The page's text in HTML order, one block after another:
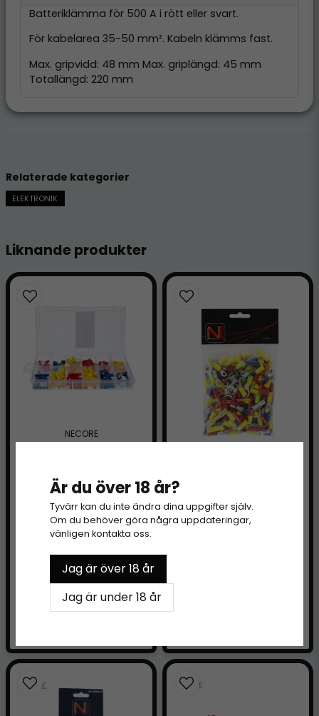
Batteriklämma för 500 A i rött eller svart.
För kabelarea 35-50 mm². Kabeln klämms fast.
Max. gripvidd: 48 mm Max. griplängd: 45 mm
Totallängd: 220 mm
Liknande produkter
NECORE
- 120 delar
249 kr
LÄGG I VARUKORGEN
Sortiment med
isolerade kabelskor
Relaterade kategorier
ELEKTRONIK
Är du över 18 år?
Tyvärr kan du inte ändra dina uppgifter själv.
Om du behöver göra några uppdateringar,
vänligen kontakta oss.
Jag är över 18 år
Jag är under 18 år